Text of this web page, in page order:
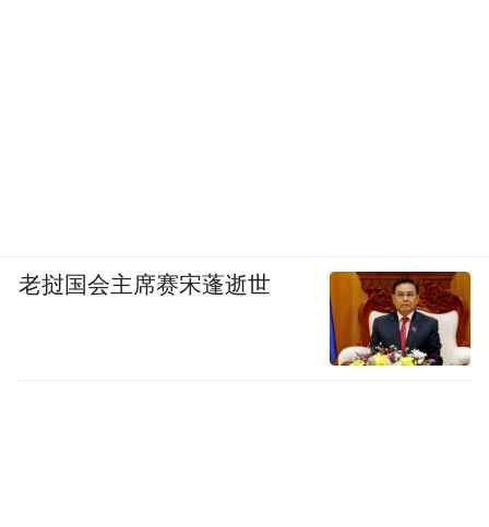
老挝国会主席赛宋蓬逝世